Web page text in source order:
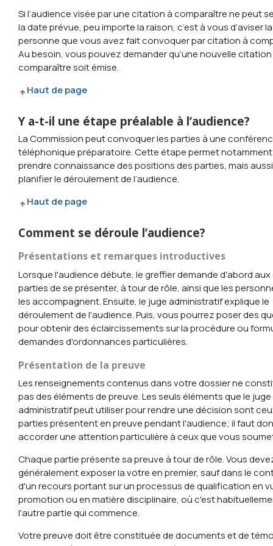
Si l’audience visée par une citation à comparaître ne peut
la date prévue, peu importe la raison, c’est à vous d’aviser la
personne que vous avez fait convoquer par citation à
Au besoin, vous pouvez demander qu’une nouvelle
comparaître soit émise.
Haut de page
Y a-t-il une étape préalable à l’audience?
La Commission peut convoquer les parties à une
téléphonique préparatoire. Cette étape permet
prendre connaissance des positions des parties, mais
planifier le déroulement de l’audience.
Haut de page
Comment se déroule l’audience?
Présentations et remarques introductives
Lorsque l'audience débute, le greffier demande d'abord aux
parties de se présenter, à tour de rôle, ainsi que les
les accompagnent. Ensuite, le juge administratif explique le
déroulement de l'audience. Puis, vous pourrez poser des
pour obtenir des éclaircissements sur la procédure ou
demandes d'ordonnances particulières.
Présentation de la preuve
Les renseignements contenus dans votre dossier ne
pas des éléments de preuve. Les seuls éléments que le juge
administratif peut utiliser pour rendre une décision sont
parties présentent en preuve pendant l'audience; il faut
accorder une attention particulière à ceux que vous
Chaque partie présente sa preuve à tour de rôle. Vous
généralement exposer la votre en premier, sauf dans le
d'un recours portant sur un processus de qualification en
promotion ou en matière disciplinaire, où c'est
l'autre partie qui commence.
Votre preuve doit être constituée de documents et de